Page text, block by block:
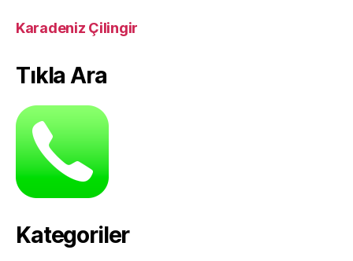
Karadeniz Çilingir
Tıkla Ara
Kategoriler